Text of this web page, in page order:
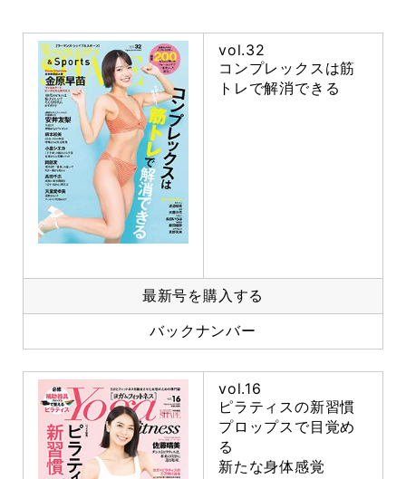
vol.32
コンプレックスは筋
トレで解消できる
最新号を購入する
バックナンバー
vol.16
ピラティスの新習慣
プロップスで目覚め
る
新たな身体感覚